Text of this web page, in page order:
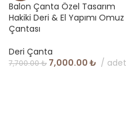
Balon Çanta Özel Tasarım
Hakiki Deri & El Yapımı Omuz
Çantası
Deri Çanta
7,700.00₺ 7,000.00 ₺ adet